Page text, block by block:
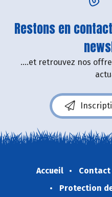
Restons en
....et retrouvez nos
Accueil Contact
Protection